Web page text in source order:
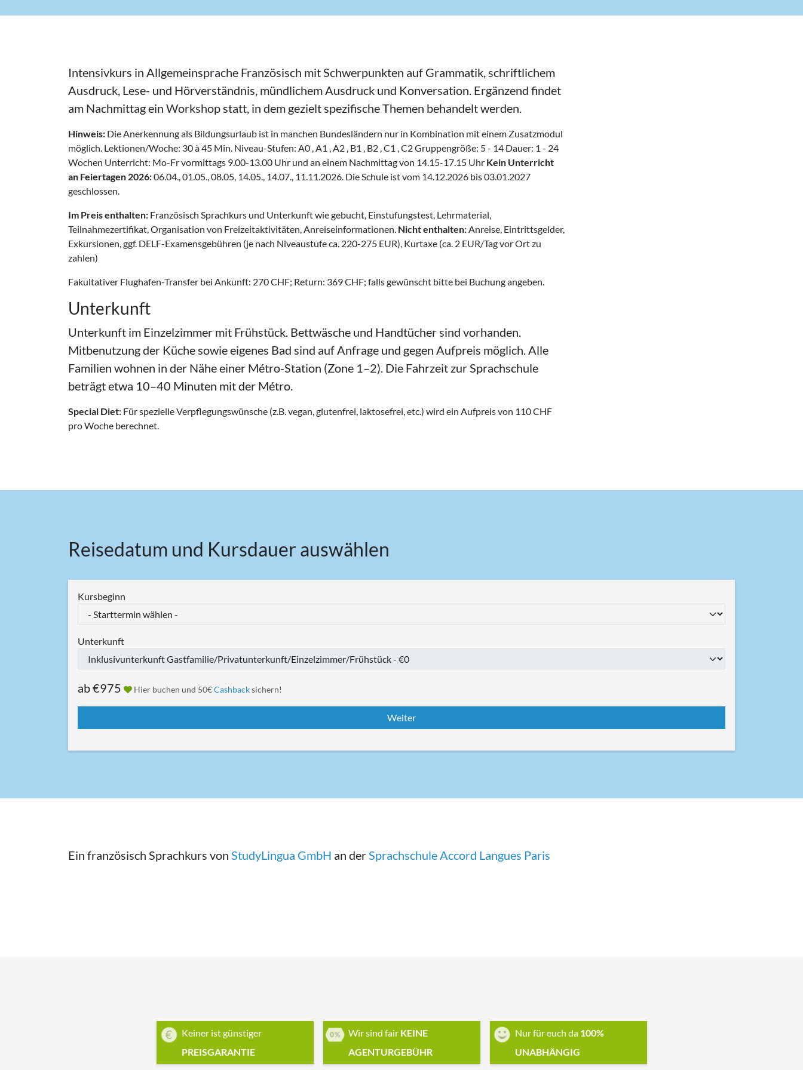
Intensivkurs in Allgemeinsprache Französisch mit Schwerpunkten auf Grammatik, schriftlichem
Ausdruck, Lese- und Hörverständnis, mündlichem Ausdruck und Konversation. Ergänzend findet
am Nachmittag ein Workshop statt, in dem gezielt spezifische Themen behandelt werden.
Hinweis: Die Anerkennung als Bildungsurlaub ist in manchen Bundesländern nur in Kombination mit einem Zusatzmodul
möglich. Lektionen/Woche: 30 à 45 Min. Niveau-Stufen: A0 , A1 , A2 , B1 , B2 , C1 , C2 Gruppengröße: 5 - 14 Dauer: 1 - 24
Wochen Unterricht: Mo-Fr vormittags 9.00-13.00 Uhr und an einem Nachmittag von 14.15-17.15 Uhr Kein Unterricht
an Feiertagen 2026:06.04., 01.05., 08.05, 14.05., 14.07., 11.11.2026. Die Schule ist vom 14.12.2026 bis 03.01.2027
geschlossen.
Im Preis enthalten: Französisch Sprachkurs und Unterkunft wie gebucht, Einstufungstest, Lehrmaterial,
Teilnahmezertifikat, Organisation von Freizeitaktivitäten, Anreiseinformationen. Nicht enthalten:Anreise, Eintrittsgelder,
Exkursionen, ggf. DELF-Examensgebühren (je nach Niveaustufe ca. 220-275 EUR), Kurtaxe (ca. 2 EUR/Tag vor Ort zu
zahlen)
Fakultativer Flughafen-Transfer bei Ankunft: 270 CHF; Return: 369 CHF; falls gewünscht bitte bei Buchung angeben.
Unterkunft
Unterkunft im Einzelzimmer mit Frühstück. Bettwäsche und Handtücher sind vorhanden.
Mitbenutzung der Küche sowie eigenes Bad sind auf Anfrage und gegen Aufpreis möglich. Alle
Familien wohnen in der Nähe einer Métro-Station (Zone 1–2). Die Fahrzeit zur Sprachschule
beträgt etwa 10–40 Minuten mit der Métro.
Special Diet: Für spezielle Verpflegungswünsche (z.B. vegan, glutenfrei, laktosefrei, etc.) wird ein Aufpreis von 110 CHF
pro Woche berechnet.
Reisedatum und Kursdauer auswählen
Kursbeginn
Unterkunft
ab€975 Hier buchen und 50€Cashbacksichern!
Ein französisch Sprachkurs von StudyLingua GmbH an derSprachschule Accord Langues Paris
Keiner ist günstiger
PREISGARANTIE
Wir sind fair KEINE
AGENTURGEBÜHR
Nur für euch da 100%
UNABHÄNGIG